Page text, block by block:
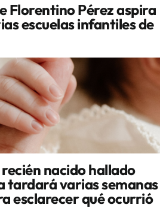
Florentino Pérez aspira
escuelas infantiles de
nacido hallado
tardará varias semanas
esclarecer qué ocurrió